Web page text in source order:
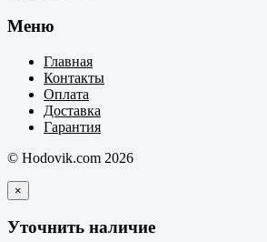
Меню
Главная
Контакты
Оплата
Доставка
Гарантия
© Hodovik.com 2026
×
Уточнить наличие